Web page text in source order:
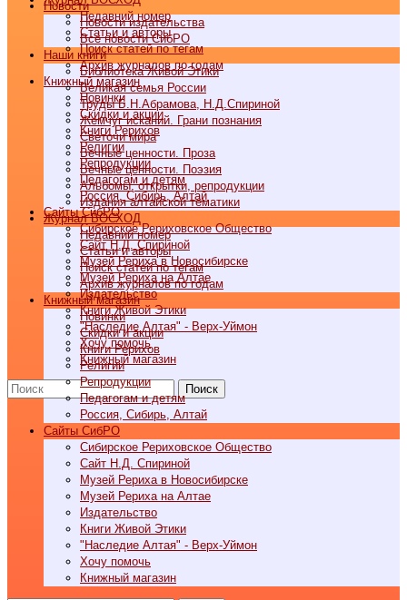
Недавний номер
Статьи и авторы
Поиск статей по тегам
Архив журналов по годам
Книжный магазин
Новинки
Скидки и акции
Книги Рерихов
Религии
Репродукции
Педагогам и детям
Россия, Сибирь, Алтай
Cайты СибРО
Сибирское Рериховское Общество
Сайт Н.Д. Спириной
Музей Рериха в Новосибирске
Музей Рериха на Алтае
Издательство
Книги Живой Этики
"Наследие Алтая" - Верх-Уймон
Хочу помочь
Книжный магазин
Поиск
Новости
Новости издательства
Все новости СибРО
Наши книги
Библиотека Живой Этики
Великая семья России
Труды Б.Н.Абрамова, Н.Д.Спириной
Жемчуг исканий. Грани познания
Светочи мира
Вечные ценности. Проза
Вечные ценности. Поэзия
Альбомы, открытки, репродукции
Издания алтайской тематики
Журнал ВОСХОД
Недавний номер
Статьи и авторы
Поиск статей по тегам
Архив журналов по годам
Книжный магазин
Новинки
Скидки и акции
Книги Рерихов
Религии
Репродукции
Педагогам и детям
Россия, Сибирь, Алтай
Cайты СибРО
Сибирское Рериховское Общество
Сайт Н.Д. Спириной
Музей Рериха в Новосибирске
Музей Рериха на Алтае
Издательство
Книги Живой Этики
"Наследие Алтая" - Верх-Уймон
Хочу помочь
Книжный магазин